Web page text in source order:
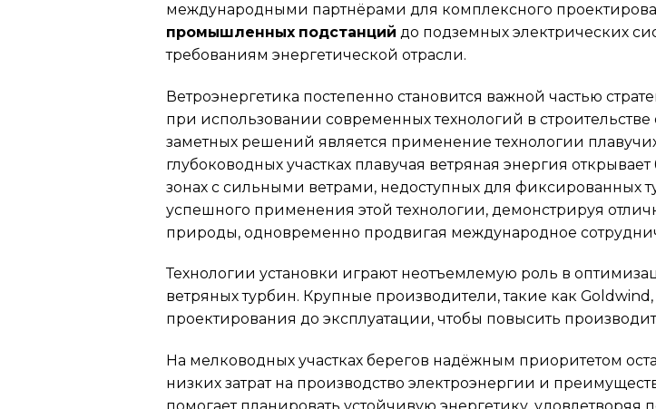
международными партнёрами для комплексного
промышленных подстанций до подземных электрических
требованиям энергетической отрасли.
Ветроэнергетика постепенно становится важной частью
при использовании современных технологий в
заметных решений является применение технологии
глубоководных участках плавучая ветряная энергия
зонах с сильными ветрами, недоступных для фиксированных
успешного применения этой технологии, демонстрируя
природы, одновременно продвигая международное
Технологии установки играют неотъемлемую роль в
ветряных турбин. Крупные производители, такие как
проектирования до эксплуатации, чтобы повысить
На мелководных участках берегов надёжным приоритетом
низких затрат на производство электроэнергии и